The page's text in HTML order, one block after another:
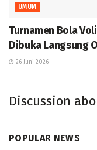
UMUM
Turnamen Bola
Dibuka Langsung
26 Juni 2026
Discussion
POPULAR NEWS